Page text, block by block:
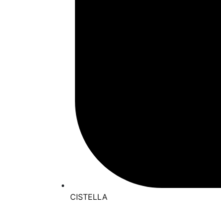
CISTELLA